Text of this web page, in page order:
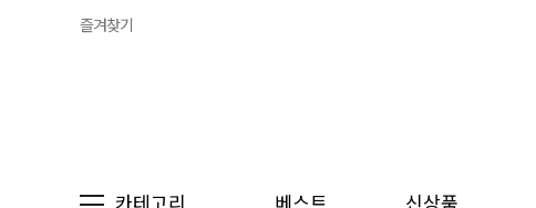
즐겨찾기
카테고리 베스트 신상품